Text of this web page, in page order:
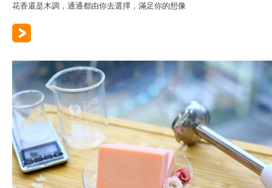
花香還是木調，通通都由你去選擇，滿足你的想像